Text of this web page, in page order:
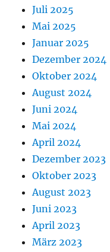
Juli 2025
Mai 2025
Januar 2025
Dezember 2024
Oktober 2024
August 2024
Juni 2024
Mai 2024
April 2024
Dezember 2023
Oktober 2023
August 2023
Juni 2023
April 2023
März 2023